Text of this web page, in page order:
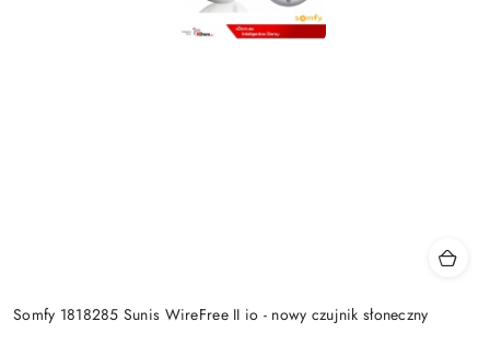
Somfy 1818285 Sunis WireFree II io - nowy czujnik słoneczny